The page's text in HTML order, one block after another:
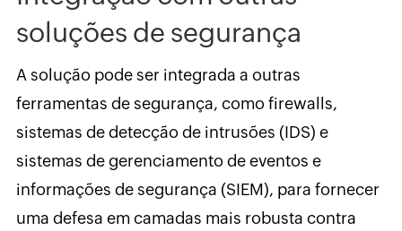
soluções de segurança
A solução pode ser integrada a outras
ferramentas de segurança, como firewalls,
sistemas de detecção de intrusões (IDS) e
sistemas de gerenciamento de eventos e
informações de segurança (SIEM), para fornecer
uma defesa em camadas mais robusta contra